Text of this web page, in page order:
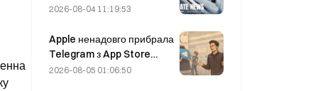
модулів для центрів
Xinyuan на ринку може
скоротитися на 27%
2026-08-04 11:19:53
Apple ненадовго прибрала
Telegram з App Store
через CSAM, але Дуров це
2026-08-05 01:06:50